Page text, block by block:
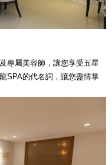
專屬美容師，讓您享受五星
SPA的代名詞，讓您盡情掌